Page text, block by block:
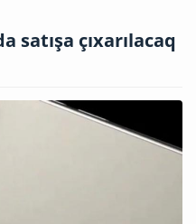
satışa çıxarılacaq